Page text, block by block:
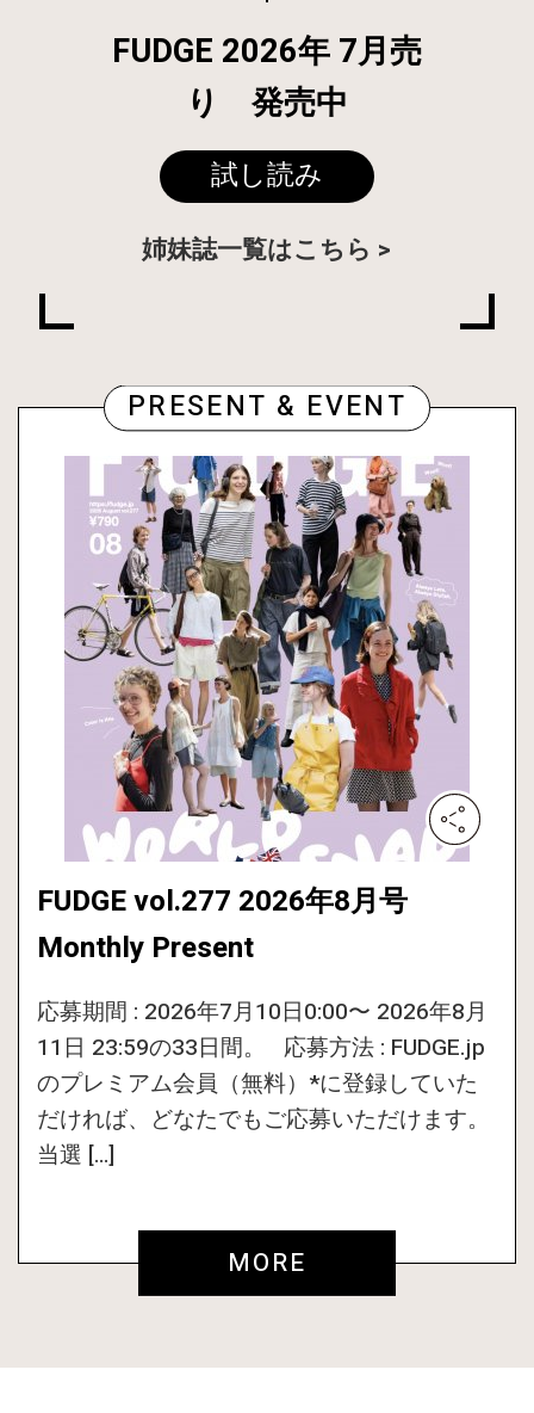
FUDGE 2026年 7月売
り 発売中
試し読み
姉妹誌一覧はこちら
PRESENT & EVENT
FUDGE vol.277 2026年8月号
Monthly Present
応募期間 : 2026年7月10日0:00〜 2026年8月
11日 23:59の33日間。 応募方法 : FUDGE.jp
のプレミアム会員（無料）*に登録していた
だければ、どなたでもご応募いただけます。
当選 […]
MORE